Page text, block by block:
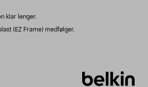
klar lenger.
(EZ Frame) medfølger.